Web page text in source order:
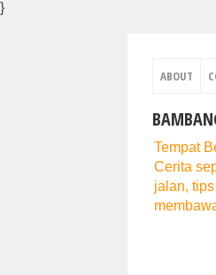
}
ABOUT
Tempat
Cerita
jalan,